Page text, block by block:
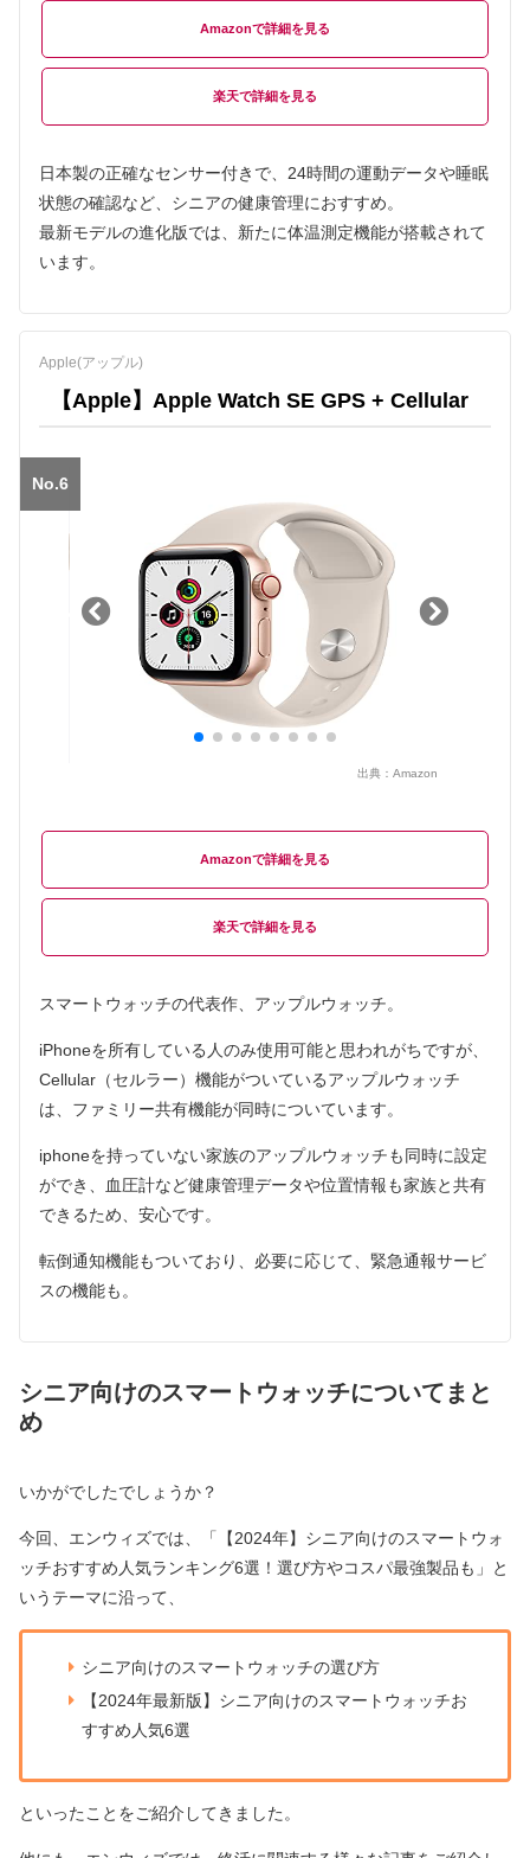
Amazon
楽天
日本製の正確なセンサー付きで、24時間の運動データや睡眠
状態の確認など、シニアの健康管理におすすめ。
最新モデルの進化版では、新たに体温測定機能が搭載されて
います。
Apple(アップル)
【Apple】Apple Watch SE GPS + Cellular
No.6
出典： Amazon
Amazon
楽天
スマートウォッチの代表作、アップルウォッチ。
iPhoneを所有している人のみ使用可能と思われがちですが、
Cellular（セルラー）機能がついているアップルウォッチ
は、ファミリー共有機能が同時についています。
iphoneを持っていない家族のアップルウォッチも同時に設定
ができ、血圧計など健康管理データや位置情報も家族と共有
できるため、安心です。
転倒通知機能もついており、必要に応じて、緊急通報サービ
スの機能も。
シニア向けのスマートウォッチについてまと
め
いかがでしたでしょうか？
今回、エンウィズでは、「【2024年】シニア向けのスマートウォ
ッチおすすめ人気ランキング6選！選び方やコスパ最強製品も」と
いうテーマに沿って、
シニア向けのスマートウォッチの選び方
【2024年最新版】シニア向けのスマートウォッチお
すすめ人気6選
といったことをご紹介してきました。